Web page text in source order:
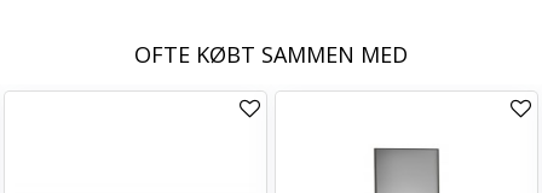
OFTE KØBT SAMMEN MED